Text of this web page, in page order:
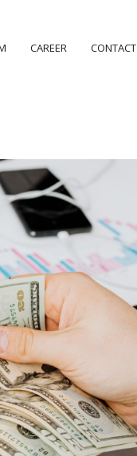
CAREER CONTACT